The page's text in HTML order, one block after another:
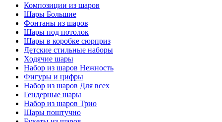
Композиции из шаров
Шары Большие
Фонтаны из шаров
Шары под потолок
Шары в коробке сюрприз
Детские стильные наборы
Ходячие шары
Набор из шаров Нежность
Фигуры и цифры
Набор из шаров Для всех
Гендерные шары
Набор из шаров Трио
Шары поштучно